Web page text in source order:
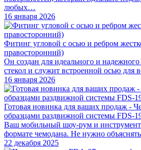
любых…
16 января 2026
Фитинг угловой с осью и ребром
правосторонний)
Он создан для идеального и
стекол и служит встроенной осью для
16 января 2026
Готовая новинка для ваших продаж -
образцами раздвижной системы
Ваш мобильный шоу-рум и инструмент
формате чемодана. Не нужно
22 декабря 2025